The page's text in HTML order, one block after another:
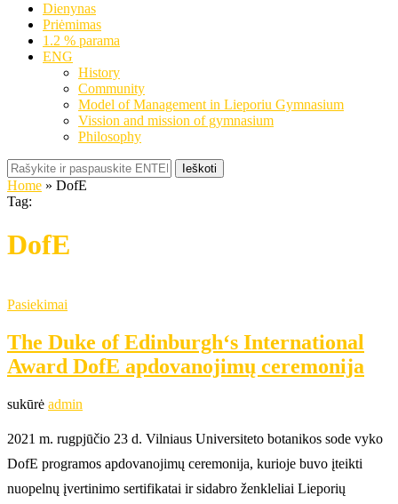
Dienynas
Priėmimas
1.2 % parama
ENG
History
Community
Model of Management in Lieporiu Gymnasium
Vission and mission of gymnasium
Philosophy
Ieškoti
Home » DofE
Tag:
DofE
Pasiekimai
The Duke of Edinburgh‘s International
Award DofE apdovanojimų ceremonija
sukūrė admin
2021 m. rugpjūčio 23 d. Vilniaus Universiteto botanikos sode vyko
DofE programos apdovanojimų ceremonija, kurioje buvo įteikti
nuopelnų įvertinimo sertifikatai ir sidabro ženkleliai Lieporių